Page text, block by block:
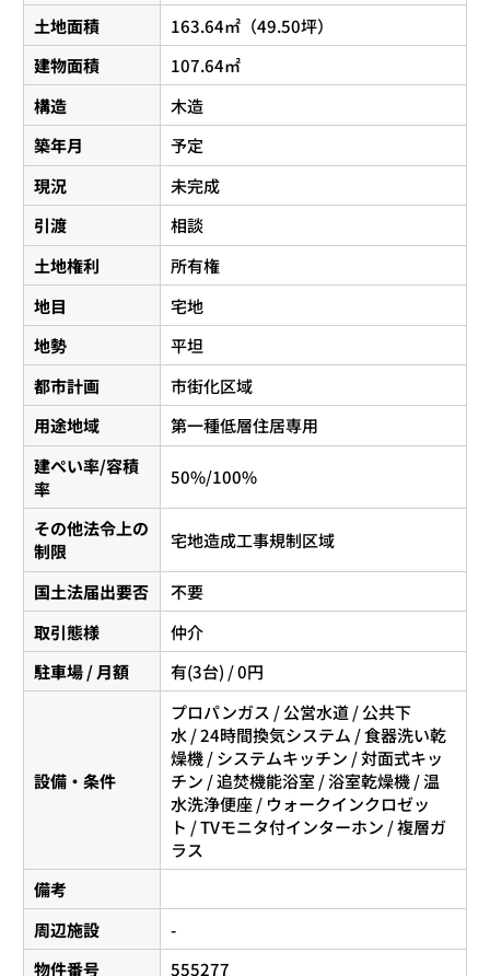
土地面積
163.64㎡（49.50坪）
建物面積
107.64㎡
構造
木造
築年月
予定
現況
未完成
引渡
相談
土地権利
所有権
地目
宅地
地勢
平坦
都市計画
市街化区域
用途地域
第一種低層住居専用
建ぺい率/容積
率
50%/100%
その他法令上の
制限
宅地造成工事規制区域
国土法届出要否
不要
取引態様
仲介
駐車場 / 月額
有(3台) / 0円
設備・条件
プロパンガス / 公営水道 / 公共下
水 / 24時間換気システム / 食器洗い乾
燥機 / システムキッチン / 対面式キッ
チン / 追焚機能浴室 / 浴室乾燥機 / 温
水洗浄便座 / ウォークインクロゼッ
ト / TVモニタ付インターホン / 複層ガ
ラス
備考
周辺施設
-
物件番号
555277